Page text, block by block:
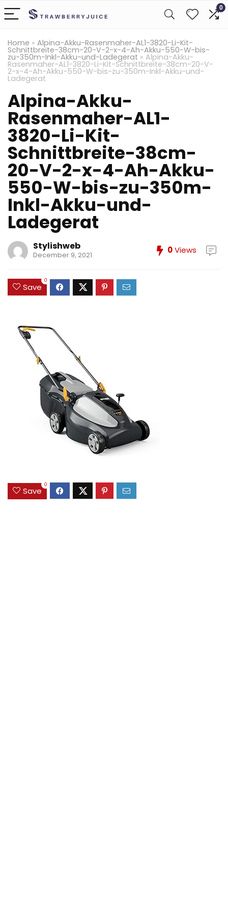
0
Home » Alpina-Akku-Rasenmaher-AL1-3820-Li-Kit-
Schnittbreite-38cm-20-V-2-x-4-Ah-Akku-550-W-bis-
zu-350m-Inkl-Akku-und-Ladegerat » Alpina-Akku-
Rasenmaher-AL1-3820-Li-Kit-Schnittbreite-38cm-20-V-
2-x-4-Ah-Akku-550-W-bis-zu-350m-Inkl-Akku-und-
Ladegerat
Alpina-Akku-
Rasenmaher-AL1-
3820-Li-Kit-
Schnittbreite-38cm-
20-V-2-x-4-Ah-Akku-
550-W-bis-zu-350m-
Inkl-Akku-und-
Ladegerat
Stylishweb
December 9, 2021 0Views
Save
0
Save
0